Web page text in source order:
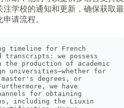
学校的通知和更新，确保获取最
请流程。
timeline for French
transcripts: we possess
the production of academic
universities—whether for
master's degrees, or
we have
for obtaining
including the Liuxin